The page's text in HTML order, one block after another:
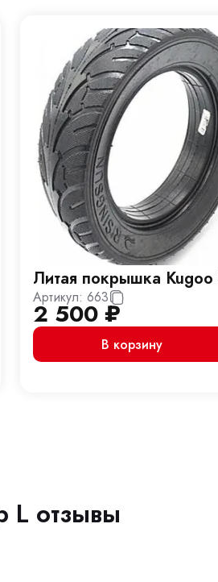
Литая покрышка Kugoo
Артикул: 663
2 500₽
В корзину
L отзывы